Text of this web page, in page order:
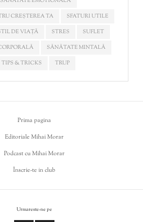
CREȘTEREA TA
SFATURI UTILE
DE VIAȚĂ STRES
SUFLET
SĂNĂTATE MINTALĂ
TIPS & TRICKS
TRUP
Prima pagina
Editoriale Mihai Morar
Podcast cu Mihai Morar
Înscrie-te in club
Urmareste-ne pe